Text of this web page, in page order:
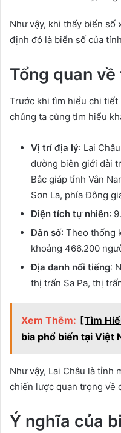
Như vậy, khi thấy biển số
định đó là biển số của
Tổng quan
Trước khi tìm hiểu chi tiết
chúng ta cùng tìm hiểu
Vị trí địa lý: Lai
đường biên giới dài
Bắc giáp tỉnh Vân
Sơn La, phía Đông
Diện tích tự nhiên:
Dân số: Theo thống
khoảng 466.200
Địa danh nổi tiếng:
thị trấn Sa Pa, thị
Xem Thêm: [Tìm
bia phổ biến tại Việt
Như vậy, Lai Châu là tỉnh
chiến lược quan trọng về
Ý nghĩa của